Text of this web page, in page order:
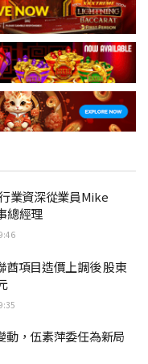
業資深從業員Mike
總經理
酋項目造價上調後 股東
動，伍素萍委任為新局